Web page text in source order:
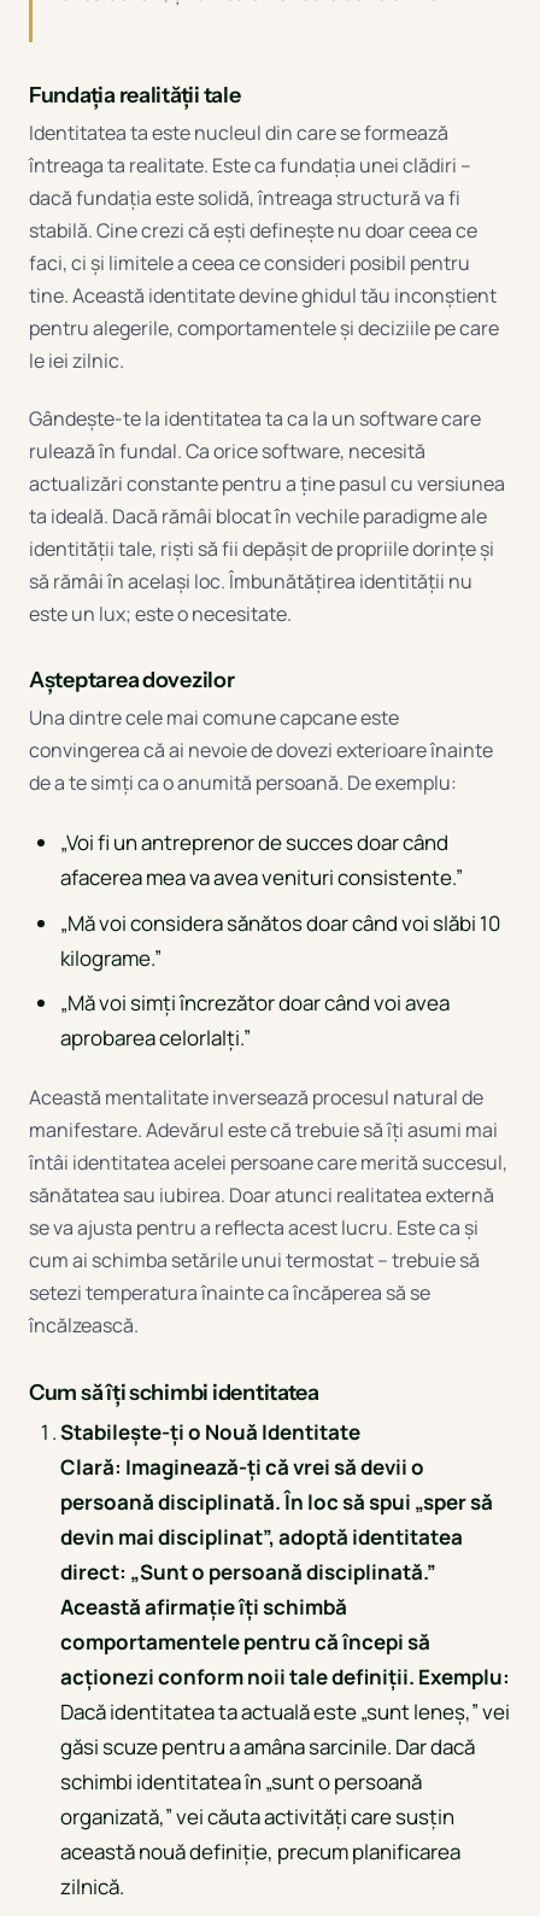
Fundația realității tale
Identitatea ta este nucleul din care se formează
întreaga ta realitate. Este ca fundația unei clădiri –
dacă fundația este solidă, întreaga structură va fi
stabilă. Cine crezi că ești definește nu doar ceea ce
faci, ci și limitele a ceea ce consideri posibil pentru
tine. Această identitate devine ghidul tău inconștient
pentru alegerile, comportamentele și deciziile pe care
le iei zilnic.
Gândește-te la identitatea ta ca la un software care
rulează în fundal. Ca orice software, necesită
actualizări constante pentru a ține pasul cu versiunea
ta ideală. Dacă rămâi blocat în vechile paradigme ale
identității tale, riști să fii depășit de propriile dorințe și
să rămâi în același loc. Îmbunătățirea identității nu
este un lux; este o necesitate.
Așteptarea dovezilor
Una dintre cele mai comune capcane este
convingerea că ai nevoie de dovezi exterioare înainte
de a te simți ca o anumită persoană. De exemplu:
„Voi fi un antreprenor de succes doar când
afacerea mea va avea venituri consistente.”
„Mă voi considera sănătos doar când voi slăbi 10
kilograme.”
„Mă voi simți încrezător doar când voi avea
aprobarea celorlalți.”
Această mentalitate inversează procesul natural de
manifestare. Adevărul este că trebuie să îți asumi mai
întâi identitatea acelei persoane care merită succesul,
sănătatea sau iubirea. Doar atunci realitatea externă
se va ajusta pentru a reflecta acest lucru. Este ca și
cum ai schimba setările unui termostat – trebuie să
setezi temperatura înainte ca încăperea să se
încălzească.
Cum să îți schimbi identitatea
Stabilește-ți o Nouă Identitate
Clară: Imaginează-ți că vrei să devii o
persoană disciplinată. În loc să spui „sper să
devin mai disciplinat”, adoptă identitatea
direct: „Sunt o persoană disciplinată.”
Această afirmație îți schimbă
comportamentele pentru că începi să
acționezi conform noii tale definiții. Exemplu:
Dacă identitatea ta actuală este „sunt leneș,” vei
găsi scuze pentru a amâna sarcinile. Dar dacă
schimbi identitatea în „sunt o persoană
organizată,” vei căuta activități care susțin
această nouă definiție, precum planificarea
zilnică.